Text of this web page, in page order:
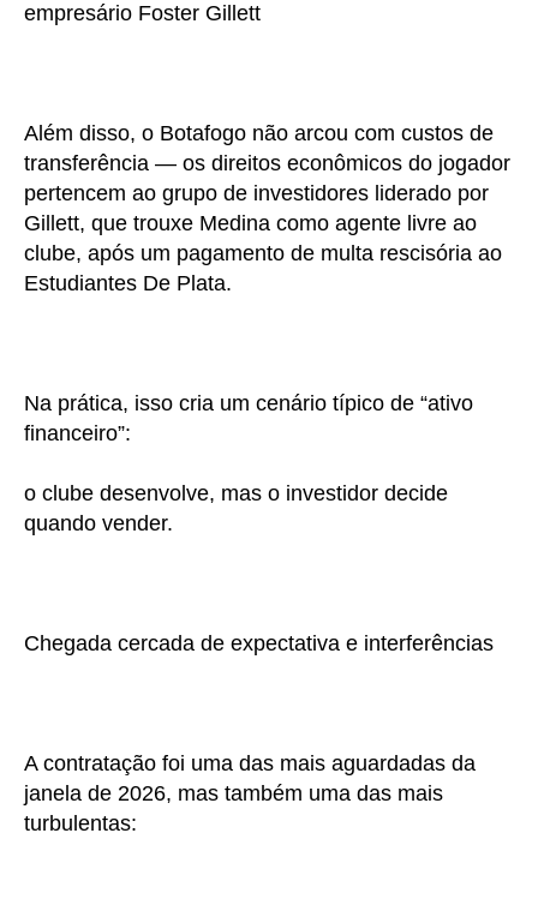
empresário Foster Gillett
Além disso, o Botafogo não arcou com custos de
transferência — os direitos econômicos do jogador
pertencem ao grupo de investidores liderado por
Gillett, que trouxe Medina como agente livre ao
clube, após um pagamento de multa rescisória ao
Estudiantes De Plata.
Na prática, isso cria um cenário típico de “ativo
financeiro”:
o clube desenvolve, mas o investidor decide
quando vender.
Chegada cercada de expectativa e interferências
A contratação foi uma das mais aguardadas da
janela de 2026, mas também uma das mais
turbulentas: